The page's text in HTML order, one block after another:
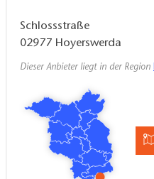
Schlossstraße
02977 Hoyerswerda
Dieser Anbieter liegt in der Region